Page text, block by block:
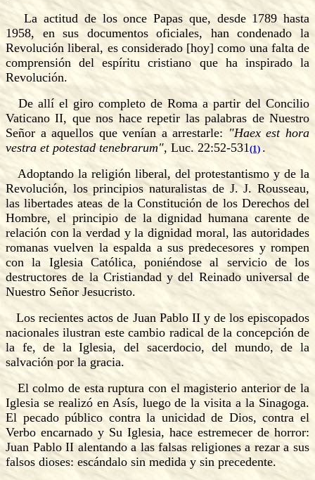
La actitud de los once Papas que, desde 1789 hasta
1958, en sus documentos oficiales, han condenado la
Revolución liberal, es considerado [hoy] como una falta de
comprensión del espíritu cristiano que ha inspirado la
Revolución.
De allí el giro completo de Roma a partir del Concilio
Vaticano II, que nos hace repetir las palabras de Nuestro
Señor a aquellos que venían a arrestarle: "Haex est hora
vestra et potestad tenebrarum", Luc. 22:52-531(1) .
Adoptando la religión liberal, del protestantismo y de la
Revolución, los principios naturalistas de J. J. Rousseau,
las libertades ateas de la Constitución de los Derechos del
Hombre, el principio de la dignidad humana carente de
relación con la verdad y la dignidad moral, las autoridades
romanas vuelven la espalda a sus predecesores y rompen
con la Iglesia Católica, poniéndose al servicio de los
destructores de la Cristiandad y del Reinado universal de
Nuestro Señor Jesucristo.
Los recientes actos de Juan Pablo II y de los episcopados
nacionales ilustran este cambio radical de la concepción de
la fe, de la Iglesia, del sacerdocio, del mundo, de la
salvación por la gracia.
El colmo de esta ruptura con el magisterio anterior de la
Iglesia se realizó en Asís, luego de la visita a la Sinagoga.
El pecado público contra la unicidad de Dios, contra el
Verbo encarnado y Su Iglesia, hace estremecer de horror:
Juan Pablo II alentando a las falsas religiones a rezar a sus
falsos dioses: escándalo sin medida y sin precedente.